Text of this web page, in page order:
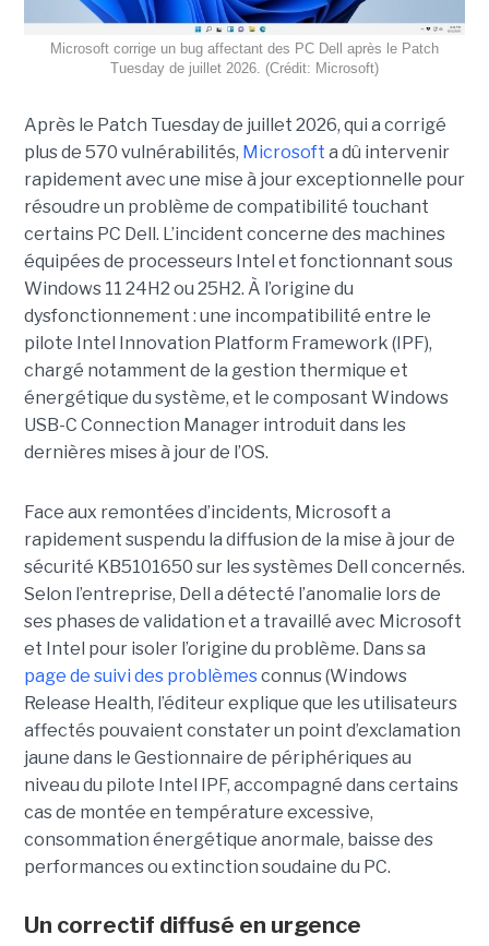
Microsoft corrige un bug affectant des PC Dell après le Patch
Tuesday de juillet 2026. (Crédit: Microsoft)
Après le Patch Tuesday de juillet 2026, qui a corrigé
plus de 570 vulnérabilités, Microsoft a dû intervenir
rapidement avec une mise à jour exceptionnelle pour
résoudre un problème de compatibilité touchant
certains PC Dell. L’incident concerne des machines
équipées de processeurs Intel et fonctionnant sous
Windows 11 24H2 ou 25H2. À l’origine du
dysfonctionnement : une incompatibilité entre le
pilote Intel Innovation Platform Framework (IPF),
chargé notamment de la gestion thermique et
énergétique du système, et le composant Windows
USB-C Connection Manager introduit dans les
dernières mises à jour de l’OS.
Face aux remontées d’incidents, Microsoft a
rapidement suspendu la diffusion de la mise à jour de
sécurité KB5101650 sur les systèmes Dell concernés.
Selon l’entreprise, Dell a détecté l’anomalie lors de
ses phases de validation et a travaillé avec Microsoft
et Intel pour isoler l’origine du problème. Dans sa
page de suivi des problèmesconnus (Windows
Release Health, l’éditeur explique que les utilisateurs
affectés pouvaient constater un point d’exclamation
jaune dans le Gestionnaire de périphériques au
niveau du pilote Intel IPF, accompagné dans certains
cas de montée en température excessive,
consommation énergétique anormale, baisse des
performances ou extinction soudaine du PC.
Un correctif diffusé en urgence